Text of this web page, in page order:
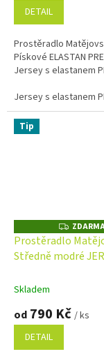
DETAIL
Prostěradlo
Pískové ELASTAN
Jersey s elastanem
Jersey s elastanem
Tip
Z
D
A
R
Prostěradlo
Středně modré
Skladem
od 790 Kč / ks
DETAIL